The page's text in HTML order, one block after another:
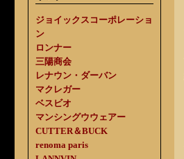
ジョイックスコーポレーショ
ン
ロンナー
三陽商会
レナウン・ダーバン
マクレガー
ベスビオ
マンシングウウェアー
CUTTER＆BUCK
renoma paris